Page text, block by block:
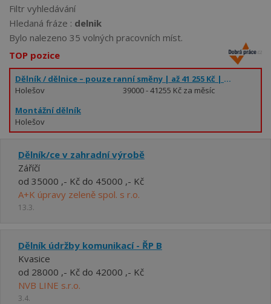
Filtr vyhledávání
Hledaná fráze : delnik
Bylo nalezeno 35 volných pracovních míst.
TOP pozice
Dělník / dělnice – pouze ranní směny | až 41 255 Kč | wipr
Holešov
39000 - 41255 Kč za měsíc
Montážní dělník
Holešov
Dělník/ce v zahradní výrobě
Záříčí
od 35000 ,- Kč do 45000 ,- Kč
A+K úpravy zeleně spol. s r.o.
13.3.
Dělník údržby komunikací - ŘP B
Kvasice
od 28000 ,- Kč do 42000 ,- Kč
NVB LINE s.r.o.
3.4.